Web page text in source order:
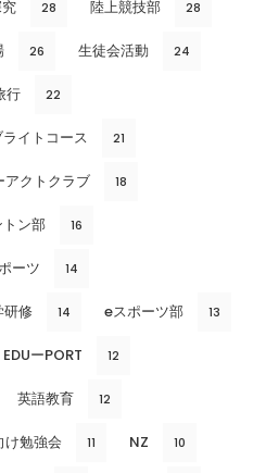
28 陸上競技部 28
26 生徒会活動 24
行 22
ライトコース 21
アクトクラブ 18
ン部 16
ーツ 14
研修 14 eスポーツ部 13
EDUーPORT 12
英語教育 12
け勉強会 11 NZ 10